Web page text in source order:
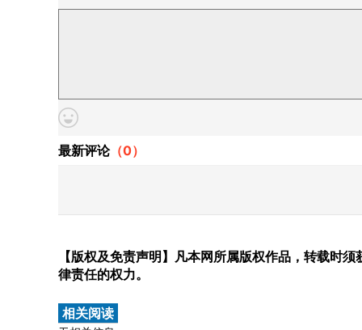
最新评论（0）
【版权及免责声明】凡本网所属版权作品，转载时
律责任的权力。
相关阅读